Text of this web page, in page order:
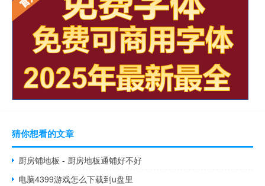
猜你想看的文章
厨房铺地板 - 厨房地板通铺好不好
电脑4399游戏怎么下载到u盘里